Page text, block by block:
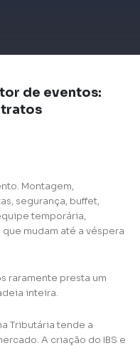
de eventos:
Montagem,
segurança, buffet,
temporária,
mudam até a véspera
raramente presta um
inteira.
Tributária tende a
A criação do IBS e